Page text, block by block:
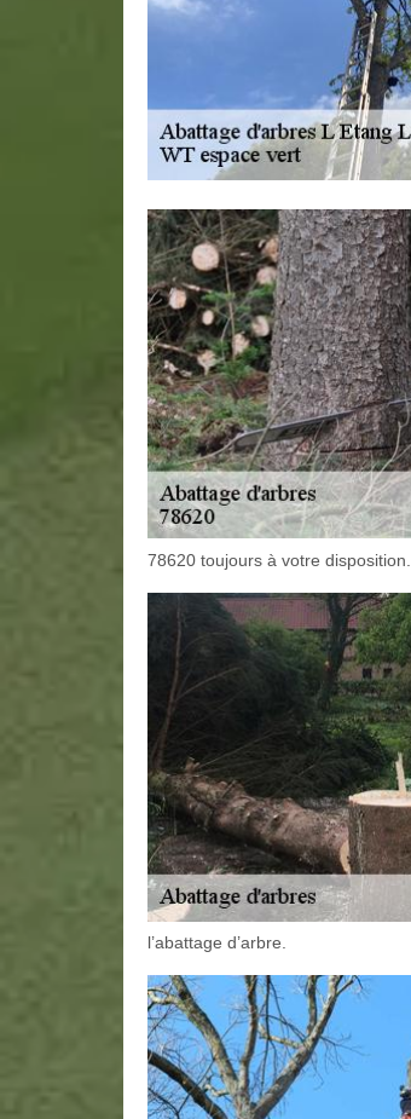
78620 toujours à votre disposition.
l’abattage d’arbre.